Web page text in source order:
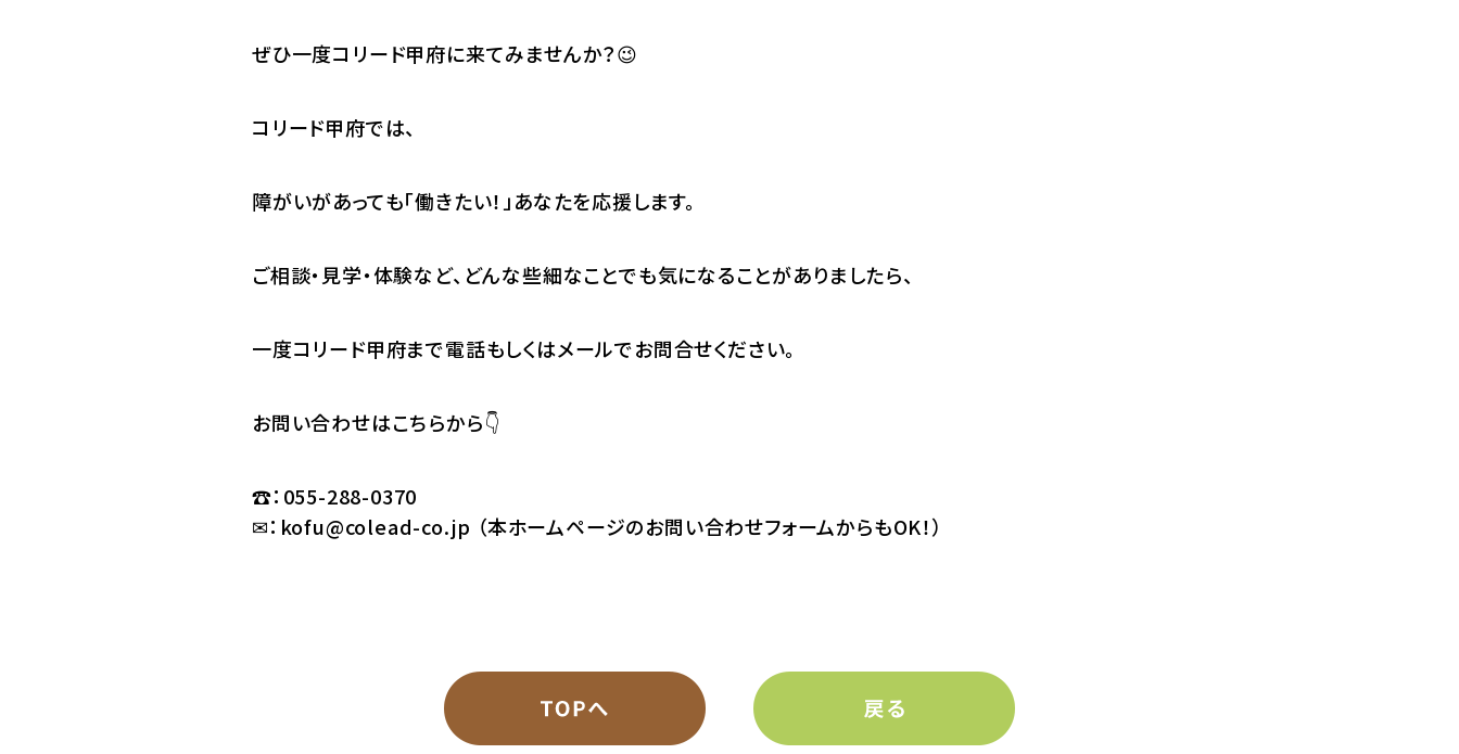
ぜひ一度コリード甲府に来てみませんか？😉
コリード甲府では、
障がいがあっても「働きたい！」あなたを応援します。
ご相談・見学・体験など、どんな些細なことでも気になることがありましたら、
一度コリード甲府まで電話もしくはメールでお問合せください。
お問い合わせはこちらから👇
☎：055-288-0370
✉： kofu@colead-co.jp （本ホームページのお問い合わせフォームからもOK！）